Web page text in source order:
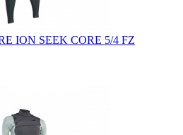
ION SEEK CORE 5/4 FZ